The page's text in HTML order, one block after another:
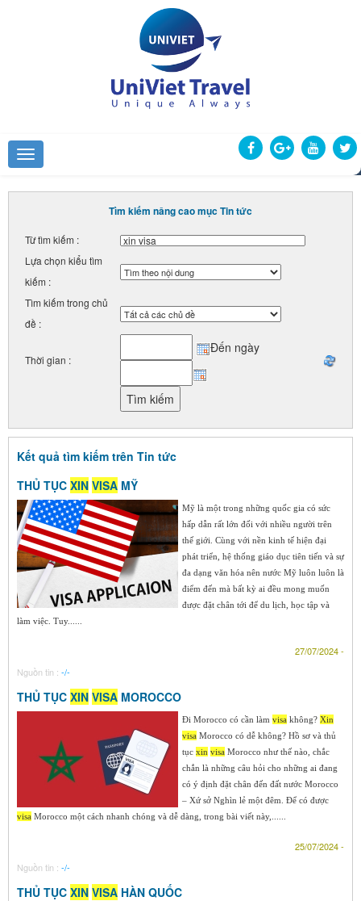
Tìm kiếm nâng cao mục Tin tức
Từ tìm kiếm :
Lựa chọn kiểu tìm
kiếm :
Tìm kiếm trong chủ
đề :
Thời gian :
Đến ngày
Kết quả tìm kiếm trên Tin tức
THỦ TỤC XIN VISA MỸ
Mỹ là một trong những quốc gia có sức
hấp dẫn rất lớn đối với nhiều người trên
thế giới. Cùng với nền kinh tế hiện đại
phát triển, hệ thống giáo dục tiên tiến và sự
đa dạng văn hóa nên nước Mỹ luôn luôn là
điểm đến mà bất kỳ ai đều mong muốn
được đặt chân tới để du lịch, học tập và
làm việc. Tuy......
27/07/2024 -
Nguồn tin : -/-
THỦ TỤC XIN VISA MOROCCO
Đi Morocco có cần làm visa không? Xin
visa Morocco có dễ không? Hồ sơ và thủ
tục xin visa Morocco như thế nào, chắc
chắn là những câu hỏi cho những ai đang
có ý định đặt chân đến đất nước Morocco
– Xứ sở Nghìn lẻ một đêm. Để có được
visa Morocco một cách nhanh chóng và dễ dàng, trong bài viết này,......
25/07/2024 -
Nguồn tin : -/-
THỦ TỤC XIN VISA HÀN QUỐC